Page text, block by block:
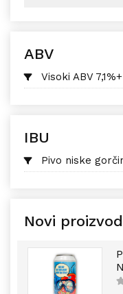
ABV
Visoki ABV 7,1%+
IBU
Pivo niske
Novi